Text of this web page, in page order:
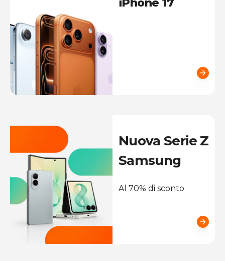
iPhone 17
Nuova Serie Z
Samsung
Al 70% di sconto